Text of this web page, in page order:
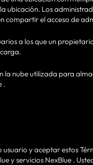
ubicación. Los
compartir el acceso de
a los que un
la nube utilizada para
.
y aceptar estos
y servicios NexBlue .